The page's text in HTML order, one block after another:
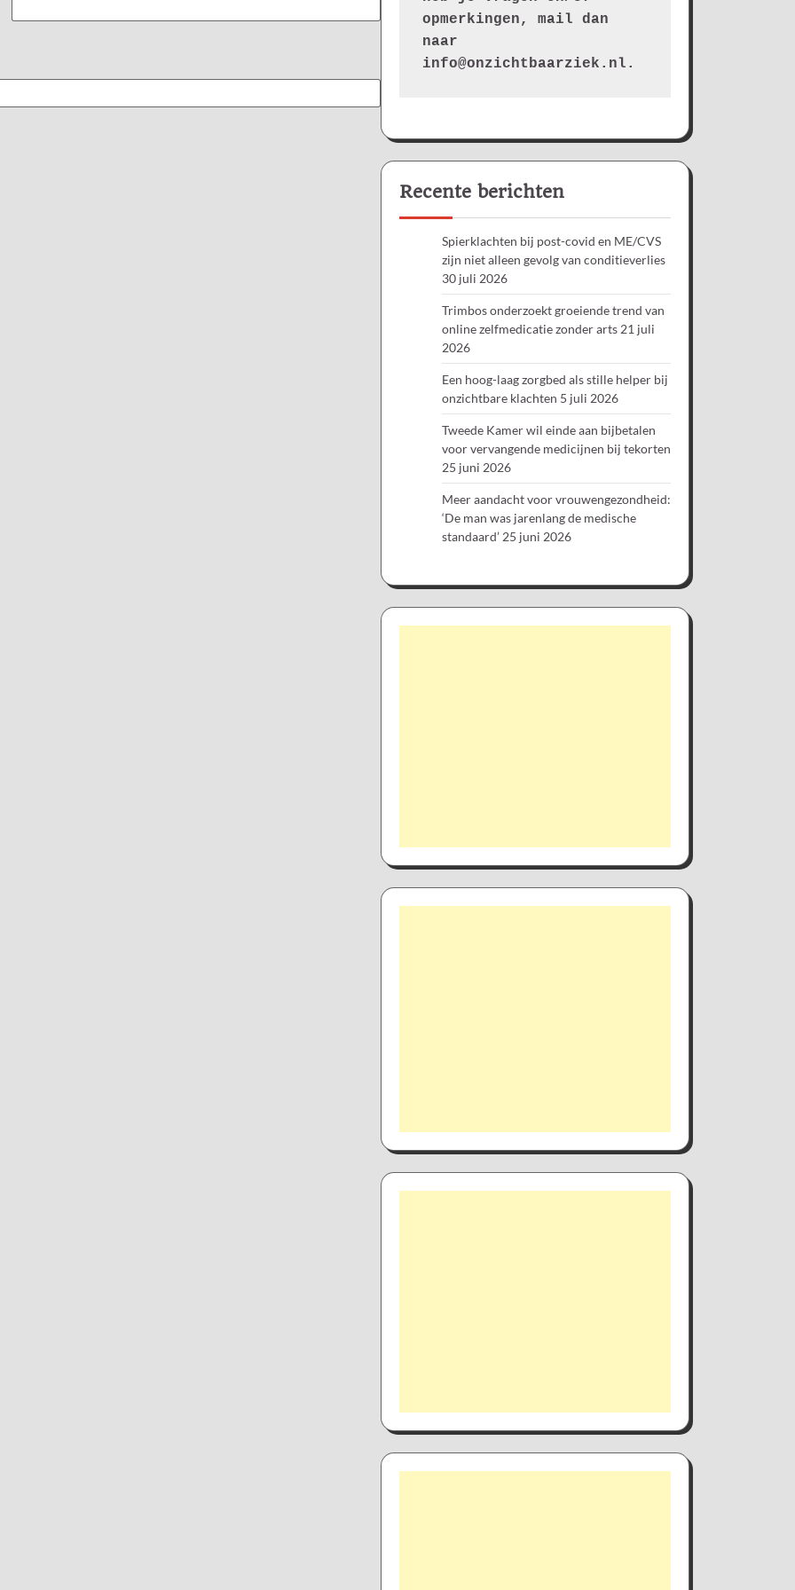
opmerkingen, mail dan
naar
info@onzichtbaarziek.nl.
Recente berichten
Spierklachten bij post-covid en ME/CVS
zijn niet alleen gevolg van conditieverlies
30 juli 2026
Trimbos onderzoekt groeiende trend van
online zelfmedicatie zonder arts 21 juli
2026
Een hoog-laag zorgbed als stille helper bij
onzichtbare klachten 5 juli 2026
Tweede Kamer wil einde aan bijbetalen
voor vervangende medicijnen bij tekorten
25 juni 2026
Meer aandacht voor vrouwengezondheid:
‘De man was jarenlang de medische
standaard’ 25 juni 2026